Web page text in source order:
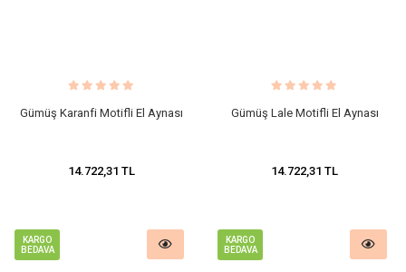
Gümüş Karanfi Motifli El Aynası
14.722,31 TL
Gümüş Lale Motifli El Aynası
14.722,31 TL
KARGO
BEDAVA
KARGO
BEDAVA